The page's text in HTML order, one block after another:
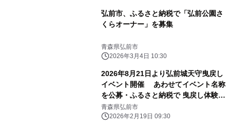
弘前市、ふるさと納税で「弘前公園さ
くらオーナー」を募集
青森県弘前市
2026年3月4日 10:30
2026年8月21日より弘前城天守曳戻し
イベント開催 あわせてイベント名称
を公募・ふるさと納税で 曳戻し体験参
加者募集
青森県弘前市
2026年2月19日 09:30